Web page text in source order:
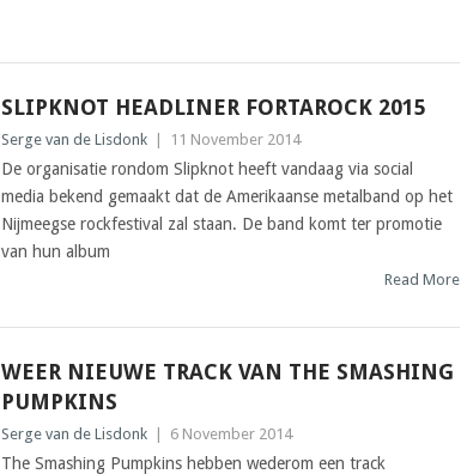
SLIPKNOT HEADLINER FORTAROCK 2015
Serge van de Lisdonk 11 November 2014
De organisatie rondom Slipknot heeft vandaag via social
media bekend gemaakt dat de Amerikaanse metalband op het
Nijmeegse rockfestival zal staan. De band komt ter promotie
van hun album
Read More
WEER NIEUWE TRACK VAN THE SMASHING
PUMPKINS
Serge van de Lisdonk 6 November 2014
The Smashing Pumpkins hebben wederom een track